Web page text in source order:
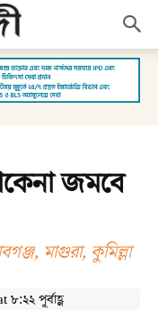
জমবে
মাগুরা, কুমিল্লা
পূর্বাহ্ণ